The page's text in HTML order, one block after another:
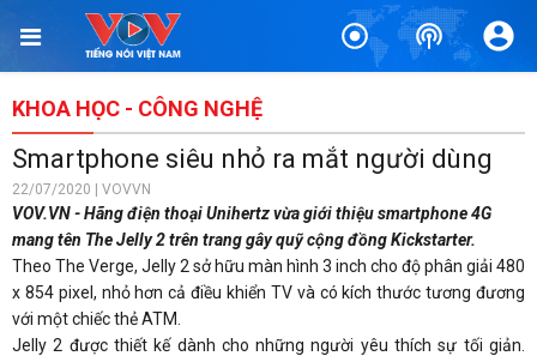
KHOA HỌC - CÔNG NGHỆ
Smartphone siêu nhỏ ra mắt người dùng
22/07/2020 | VOVVN
VOV.VN - Hãng điện thoại Unihertz vừa giới thiệu smartphone 4G
mang tên The Jelly 2 trên trang gây quỹ cộng đồng Kickstarter.
Theo The Verge, Jelly 2 sở hữu màn hình 3 inch cho độ phân giải 480
x 854 pixel, nhỏ hơn cả điều khiển TV và có kích thước tương đương
với một chiếc thẻ ATM.
Jelly 2 được thiết kế dành cho những người yêu thích sự tối giản.